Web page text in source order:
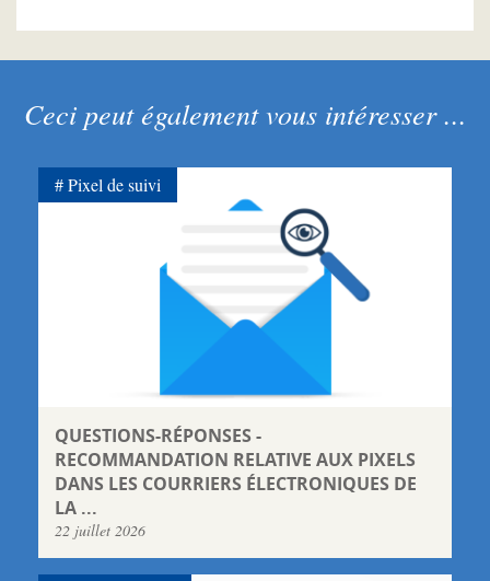
Ceci peut également vous intéresser ...
QUESTIONS-RÉPONSES -
RECOMMANDATION RELATIVE AUX PIXELS
DANS LES COURRIERS ÉLECTRONIQUES DE
LA ...
22 juillet 2026
Pixel de suivi